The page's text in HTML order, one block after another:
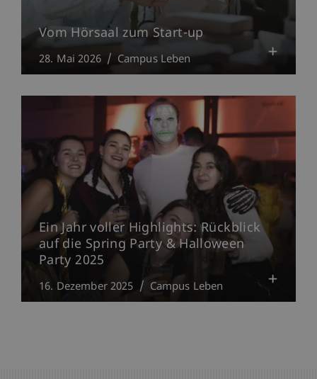
Vom Hörsaal zum Start-up
28. Mai 2026 Campus Leben
Ein Jahr voller Highlights: Rückblick
auf die Spring Party & Halloween
Party 2025
16. Dezember 2025 Campus Leben